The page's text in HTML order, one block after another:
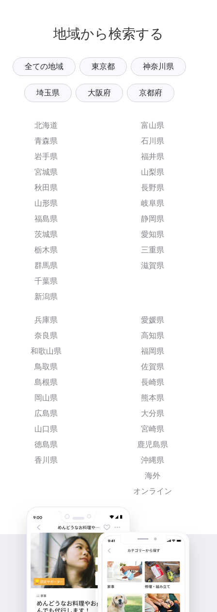
地域から検索する
全ての地域 東京都 神奈川県
埼玉県 大阪府 京都府
北海道
青森県
岩手県
宮城県
秋田県
山形県
福島県
茨城県
栃木県
群馬県
千葉県
新潟県
富山県
石川県
福井県
山梨県
長野県
岐阜県
静岡県
愛知県
三重県
滋賀県
兵庫県
奈良県
和歌山県
鳥取県
島根県
岡山県
広島県
山口県
徳島県
香川県
愛媛県
高知県
福岡県
佐賀県
長崎県
熊本県
大分県
宮崎県
鹿児島県
沖縄県
海外
オンライン